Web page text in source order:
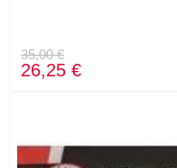
35,00 €
26,25 €